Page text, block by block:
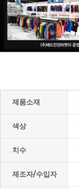
제품소재
색상
치수
제조자/수입자